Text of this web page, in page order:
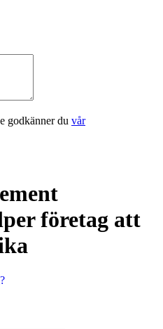
godkänner du vår
företag att